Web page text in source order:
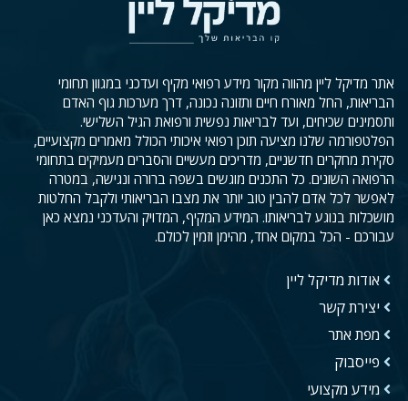
אתר מדיקל ליין מהווה מקור מידע רפואי מקיף ועדכני במגוון תחומי
הבריאות, החל מאורח חיים ותזונה נכונה, דרך מערכות גוף האדם
ותסמינים שכיחים, ועד לבריאות נפשית ורפואת הגיל השלישי.
הפלטפורמה שלנו מציעה תוכן רפואי איכותי הכולל מאמרים מקצועיים,
סקירת מחקרים חדשניים, מדריכים מעשיים והסברים מעמיקים בתחומי
הרפואה השונים. כל התכנים מוגשים בשפה ברורה ונגישה, במטרה
לאפשר לכל אדם להבין טוב יותר את מצבו הבריאותי ולקבל החלטות
מושכלות בנוגע לבריאותו. המידע המקיף, המדויק והעדכני נמצא כאן
עבורכם - הכל במקום אחד, מהימן וזמין לכולם.
אודות מדיקל ליין
יצירת קשר
מפת אתר
פייסבוק
מידע מקצועי